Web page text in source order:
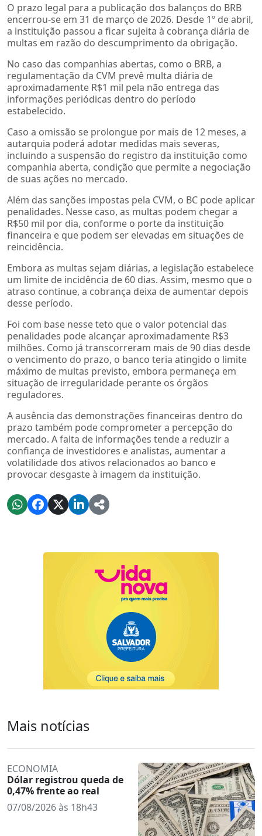
O prazo legal para a publicação dos balanços do BRB
encerrou-se em 31 de março de 2026. Desde 1º de abril,
a instituição passou a ficar sujeita à cobrança diária de
multas em razão do descumprimento da obrigação.
No caso das companhias abertas, como o BRB, a
regulamentação da CVM prevê multa diária de
aproximadamente R$1 mil pela não entrega das
informações periódicas dentro do período
estabelecido.
Caso a omissão se prolongue por mais de 12 meses, a
autarquia poderá adotar medidas mais severas,
incluindo a suspensão do registro da instituição como
companhia aberta, condição que permite a negociação
de suas ações no mercado.
Além das sanções impostas pela CVM, o BC pode aplicar
penalidades. Nesse caso, as multas podem chegar a
R$50 mil por dia, conforme o porte da instituição
financeira e que podem ser elevadas em situações de
reincidência.
Embora as multas sejam diárias, a legislação estabelece
um limite de incidência de 60 dias. Assim, mesmo que o
atraso continue, a cobrança deixa de aumentar depois
desse período.
Foi com base nesse teto que o valor potencial das
penalidades pode alcançar aproximadamente R$3
milhões. Como já transcorreram mais de 90 dias desde
o vencimento do prazo, o banco teria atingido o limite
máximo de multas previsto, embora permaneça em
situação de irregularidade perante os órgãos
reguladores.
A ausência das demonstrações financeiras dentro do
prazo também pode comprometer a percepção do
mercado. A falta de informações tende a reduzir a
confiança de investidores e analistas, aumentar a
volatilidade dos ativos relacionados ao banco e
provocar desgaste à imagem da instituição.
Mais notícias
ECONOMIA
Dólar registrou queda de
0,47% frente ao real
07/08/2026 às 18h43